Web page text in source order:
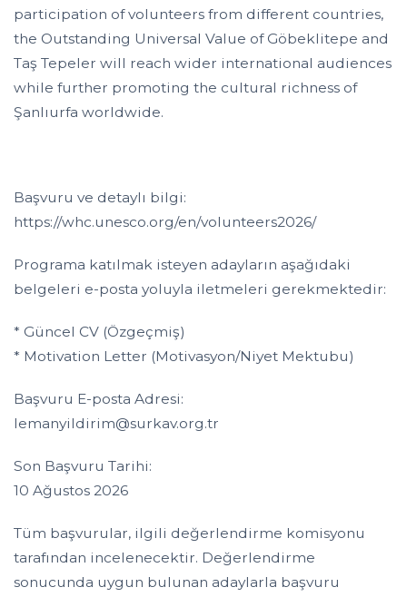
participation of volunteers from different countries,
the Outstanding Universal Value of Göbeklitepe and
Taş Tepeler will reach wider international audiences
while further promoting the cultural richness of
Şanlıurfa worldwide.
Başvuru ve detaylı bilgi:
https://whc.unesco.org/en/volunteers2026/
Programa katılmak isteyen adayların aşağıdaki
belgeleri e-posta yoluyla iletmeleri gerekmektedir:
* Güncel CV (Özgeçmiş)
* Motivation Letter (Motivasyon/Niyet Mektubu)
Başvuru E-posta Adresi:
lemanyildirim@surkav.org.tr
Son Başvuru Tarihi:
10 Ağustos 2026
Tüm başvurular, ilgili değerlendirme komisyonu
tarafından incelenecektir. Değerlendirme
sonucunda uygun bulunan adaylarla başvuru